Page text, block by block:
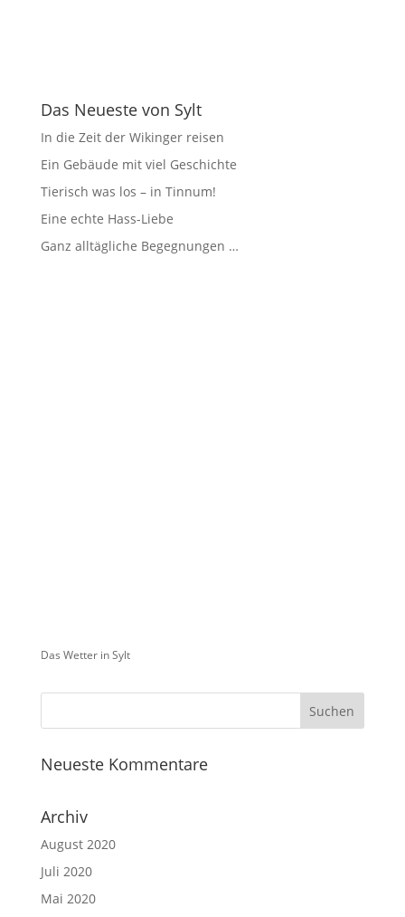
Das Neueste von Sylt
In die Zeit der Wikinger reisen
Ein Gebäude mit viel Geschichte
Tierisch was los – in Tinnum!
Eine echte Hass-Liebe
Ganz alltägliche Begegnungen …
Das Wetter in Sylt
Neueste Kommentare
Archiv
August 2020
Juli 2020
Mai 2020